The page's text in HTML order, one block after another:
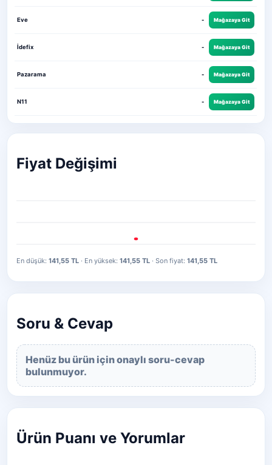
Eve - Mağazaya Git
İdefix - Mağazaya Git
Pazarama - Mağazaya Git
N11 - Mağazaya Git
Fiyat Değişimi
En düşük:141,55 TL · En yüksek:141,55 TL · Son fiyat:141,55 TL
Soru & Cevap
Henüz bu ürün için onaylı soru-cevap
bulunmuyor.
Ürün Puanı ve Yorumlar